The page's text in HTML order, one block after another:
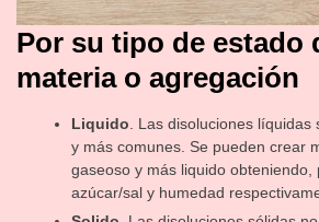
Por su tipo de estado
materia o agregación
Liquido . Las disoluciones
y más comunes. Se pueden crear
gaseoso y más liquido obteniendo,
azúcar/sal y humedad